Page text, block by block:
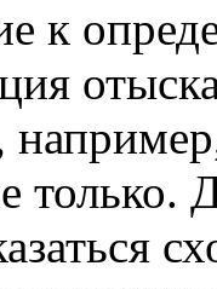
к
только.